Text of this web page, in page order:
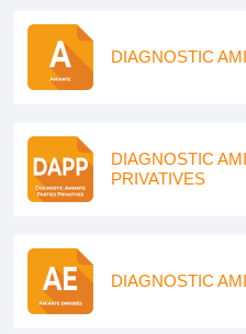
DIAGNOSTIC
DIAGNOSTIC
PRIVATIVES
DIAGNOSTIC